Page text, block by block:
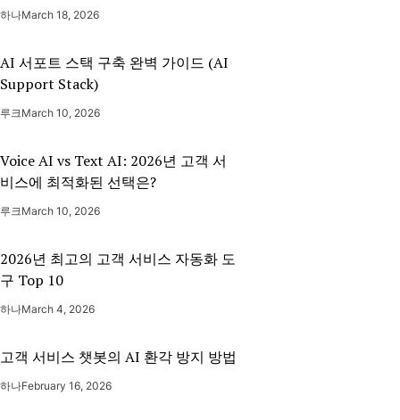
하나March 18, 2026
AI 서포트 스택 구축 완벽 가이드 (AI
Support Stack)
루크March 10, 2026
Voice AI vs Text AI: 2026년 고객 서
비스에 최적화된 선택은?
루크March 10, 2026
2026년 최고의 고객 서비스 자동화 도
구 Top 10
하나March 4, 2026
고객 서비스 챗봇의 AI 환각 방지 방법
하나February 16, 2026